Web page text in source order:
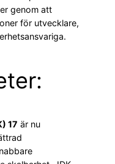
genom att
för utvecklare,
17 är nu